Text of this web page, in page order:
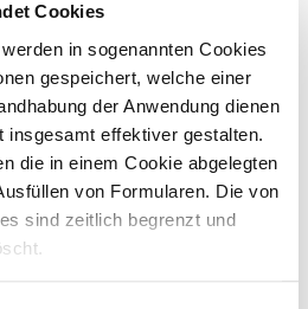
Cookies
in sogenannten Cookies
gespeichert, welche einer
der Anwendung dienen
insgesamt effektiver gestalten.
die in einem Cookie abgelegten
von Formularen. Die von
sind zeitlich begrenzt und
umfasst Car-Sharing, Bike-
die sogenannten "trolleybo...